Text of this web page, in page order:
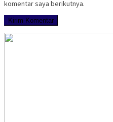
komentar saya berikutnya.